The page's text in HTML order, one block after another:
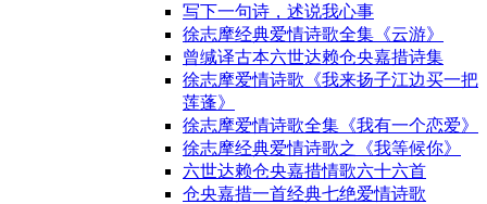
写下一句诗，述说我心事
徐志摩经典爱情诗歌全集《云游》
曾缄译古本六世达赖仓央嘉措诗集
徐志摩爱情诗歌《我来扬子江边买一把
莲蓬》
徐志摩爱情诗歌全集《我有一个恋爱》
徐志摩经典爱情诗歌之《我等候你》
六世达赖仓央嘉措情歌六十六首
仓央嘉措一首经典七绝爱情诗歌